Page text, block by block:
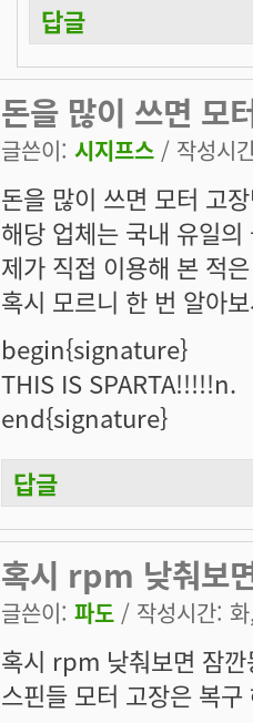
답글
돈을 많이 쓰면 모
글쓴이: 시지프스 / 작성시
돈을 많이 쓰면 모터 고
해당 업체는 국내 유일
제가 직접 이용해 본 적
혹시 모르니 한 번 알아
begin{signature}
THIS IS SPARTA!!!!!n.
end{signature}
답글
혹시 rpm 낮춰보
글쓴이: 파도 / 작성시간:
혹시 rpm 낮춰보면 잠
스핀들 모터 고장은 복